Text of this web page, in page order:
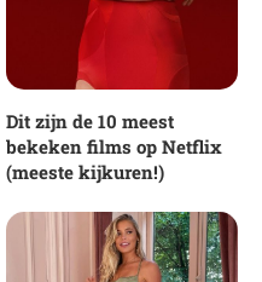
Dit zijn de 10 meest
bekeken films op Netflix
(meeste kijkuren!)